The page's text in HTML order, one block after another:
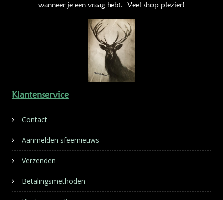
wanneer je een vraag hebt. Veel shop plezier!
Klantenservice
Contact
Aanmelden sfeernieuws
Verzenden
Betalingsmethoden